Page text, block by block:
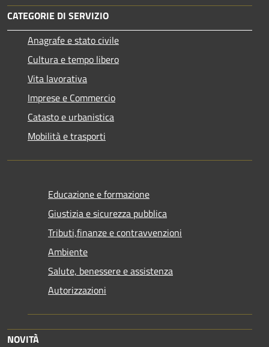
CATEGORIE DI SERVIZIO
Anagrafe e stato civile
Cultura e tempo libero
Vita lavorativa
Imprese e Commercio
Catasto e urbanistica
Mobilità e trasporti
Educazione e formazione
Giustizia e sicurezza pubblica
Tributi,finanze e contravvenzioni
Ambiente
Salute, benessere e assistenza
Autorizzazioni
NOVITÀ